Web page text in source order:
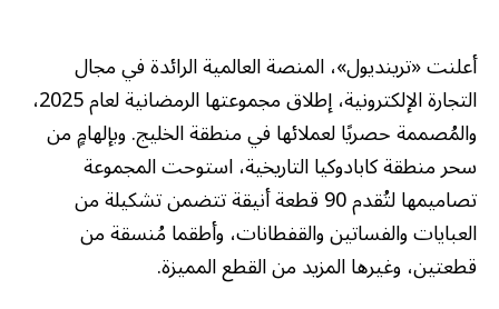
أعلنت «ترينديول»، المنصة العالمية الرائدة في مجال
التجارة الإلكترونية، إطلاق مجموعتها الرمضانية لعام 2025،
والمُصممة حصريًا لعملائها في منطقة الخليج. وبإلهامٍ من
سحر منطقة كابادوكيا التاريخية، استوحت المجموعة
تصاميمها لتُقدم 90 قطعة أنيقة تتضمن تشكيلة من
العبايات والفساتين والقفطانات، وأطقما مُنسقة من
قطعتين، وغيرها المزيد من القطع المميزة.